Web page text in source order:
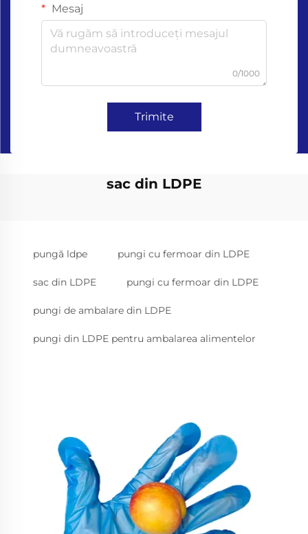
Mesaj
0/1000
Trimite
sac din LDPE
pungă ldpe pungi cu fermoar din LDPE
sac din LDPE pungi cu fermoar din LDPE
pungi de ambalare din LDPE
pungi din LDPE pentru ambalarea alimentelor